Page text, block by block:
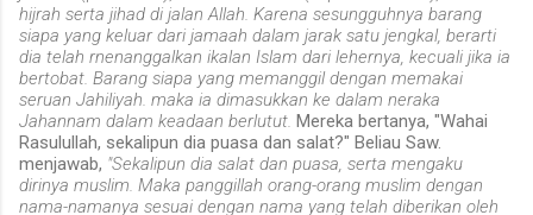
hijrah serta jihad di jalan Allah. Karena sesungguhnya barang
siapa yang keluar dari jamaah dalam jarak satu jengkal, berarti
dia telah rnenanggalkan ikalan Islam dari lehernya, kecuali jika ia
bertobat. Barang siapa yang memanggil dengan memakai
seruan Jahiliyah. maka ia dimasukkan ke dalam neraka
Jahannam dalam keadaan berlutut. Mereka bertanya, "Wahai
Rasulullah, sekalipun dia puasa dan salat?" Beliau Saw.
menjawab, "Sekalipun dia salat dan puasa, serta mengaku
dirinya muslim. Maka panggillah orang-orang muslim dengan
nama-namanya sesuai dengan nama yang telah diberikan oleh